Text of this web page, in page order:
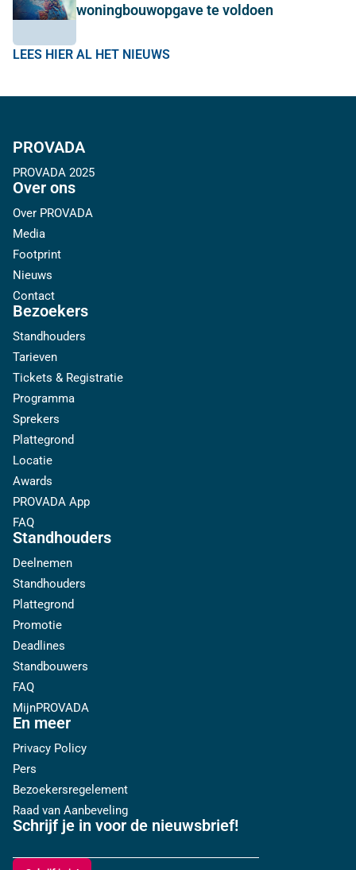
woningbouwopgave te voldoen
LEES HIER AL HET NIEUWS
PROVADA
PROVADA 2025
Over ons
Over PROVADA
Media
Footprint
Nieuws
Contact
Bezoekers
Standhouders
Tarieven
Tickets & Registratie
Programma
Sprekers
Plattegrond
Locatie
Awards
PROVADA App
FAQ
Standhouders
Deelnemen
Standhouders
Plattegrond
Promotie
Deadlines
Standbouwers
FAQ
MijnPROVADA
En meer
Privacy Policy
Pers
Bezoekersregelement
Raad van Aanbeveling
Schrijf je in voor de nieuwsbrief!